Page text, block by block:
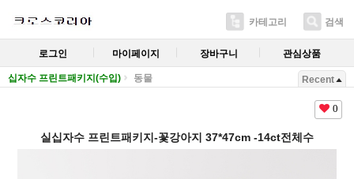
카테고리 검색
로그인 마이페이지 장바구니 관심상품
십자수 프린트패키지(수입) 동물 Recent
0
실십자수 프린트패키지-꽃강아지 37*47cm -14ct전체수